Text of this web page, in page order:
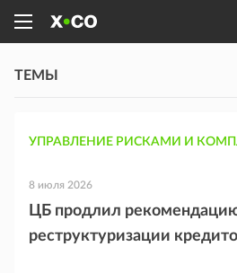
ТЕМЫ
УПРАВЛЕНИЕ РИСКАМИ И
8 июля 2026
ЦБ продлил
реструктуризации